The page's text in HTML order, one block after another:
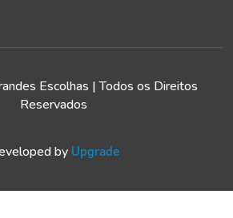
Escolhas | Todos os Direitos
Reservados
by Upgrade